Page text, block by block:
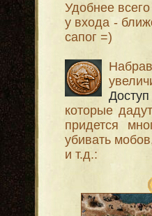
Удобнее
у входа -
сапог =)
которые
придется
убивать
и т.д.: